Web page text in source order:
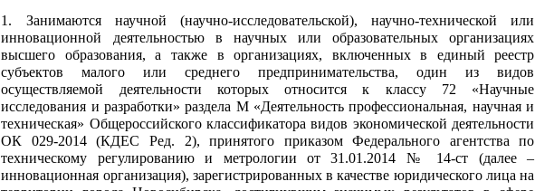
1. Занимаются научной (научно-исследовательской), научно-технической или
инновационной деятельностью в научных или образовательных организациях
высшего образования, а также в организациях, включенных в единый реестр
субъектов малого или среднего предпринимательства, один из видов
осуществляемой деятельности которых относится к классу 72 «Научные
исследования и разработки» раздела М «Деятельность профессиональная, научная и
техническая» Общероссийского классификатора видов экономической деятельности
ОК 029-2014 (КДЕС Ред. 2), принятого приказом Федерального агентства по
техническому регулированию и метрологии от 31.01.2014 № 14-ст (далее –
инновационная организация), зарегистрированных в качестве юридического лица на